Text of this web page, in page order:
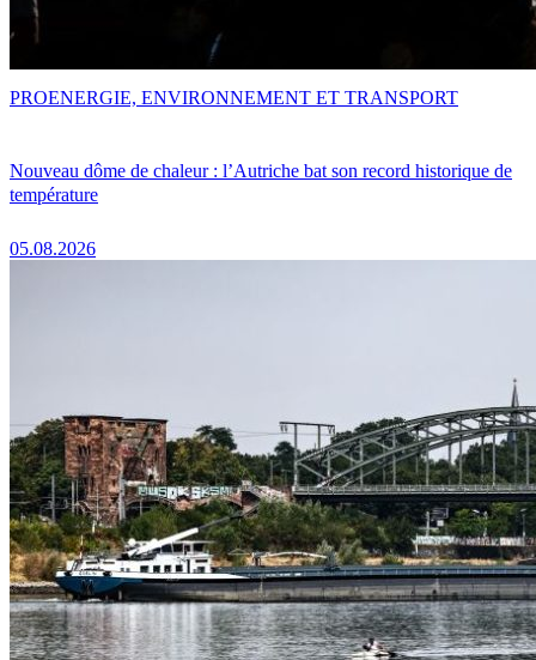
Nouveau dôme de chaleur : l’Autriche bat son record historique de
température
05.08.2026
PROENERGIE, ENVIRONNEMENT ET TRANSPORT